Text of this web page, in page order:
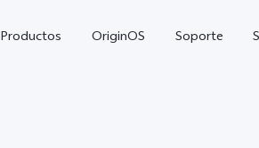
Productos OriginOS Soporte